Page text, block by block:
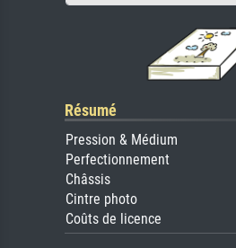
Résumé
Pression & Médium
Perfectionnement
Châssis
Cintre photo
Coûts de licence